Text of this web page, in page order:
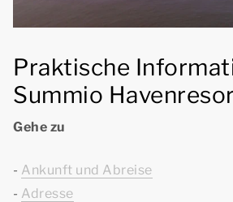
Praktische
Summio
Gehe zu
- Ankunft und Abreise
- Adresse